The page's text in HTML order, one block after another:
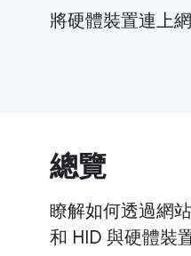
將硬體裝置連上
總覽
瞭解如何透過網
和 HID 與硬體裝